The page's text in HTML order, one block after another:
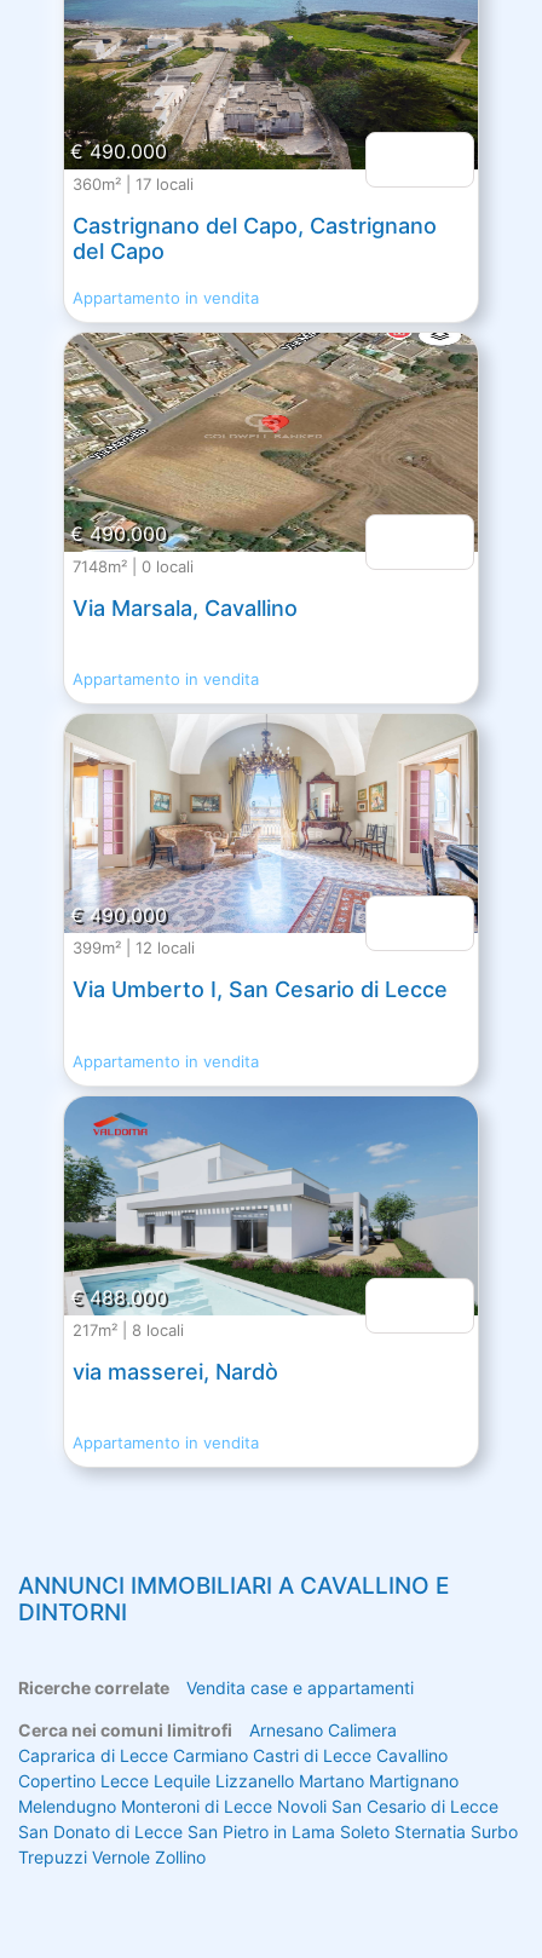
€ 490.000
360m² | 17 locali
Castrignano del Capo, Castrignano
del Capo
Appartamento in vendita
€ 490.000
7148m² | 0 locali
Via Marsala, Cavallino
Appartamento in vendita
€ 490.000
399m² | 12 locali
Via Umberto I, San Cesario di Lecce
Appartamento in vendita
€ 488.000
217m² | 8 locali
via masserei, Nardò
Appartamento in vendita
ANNUNCI IMMOBILIARI A CAVALLINO E
DINTORNI
Ricerche correlate Vendita case e appartamenti
Cerca nei comuni limitrofi Arnesano Calimera
Caprarica di Lecce Carmiano Castri di Lecce Cavallino
Copertino Lecce Lequile Lizzanello Martano Martignano
Melendugno Monteroni di Lecce Novoli San Cesario di Lecce
San Donato di Lecce San Pietro in Lama Soleto Sternatia Surbo
Trepuzzi Vernole Zollino